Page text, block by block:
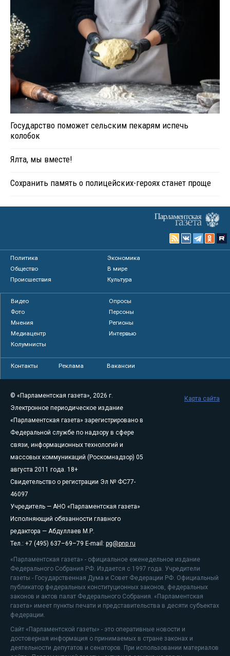
Государство поможет сельским пекарям испечь
колобок
Ялта, мы вместе!
Сохранить память о полицейских-героях станет проще
Политика
Экономика
Общество
В мире
Происшествия
Культура
Видео
Опросы
Фото
Персоны
Мнения
Регионы
Медиацентр
Интервью
Колумнисты
Контакты Реклама Вакансии
© «Парламентская газета», 2026 г.
Электронное периодическое издание
«Парламентская газета» зарегистрировано в
Федеральной службе по надзору в сфере
связи, информационных технологий и
массовых коммуникаций (Роскомнадзор) 05
августа 2011 года. 18+
Свидетельство о регистрации Эл № ФС77-
46097
Учредитель — АНО «Парламентская газета»
Исполняющий обязанности главного
редактора — Абдуллаев М.Р.
Тел.: +7 (495) 637–69–79 E-mail: pg@pnp.ru
«Парламентская газета» - официальное еженедельное издание
Федерального Собрания РФ. Издается с 1997 года. Учредители
газеты - Государственная Дума и Совет Федерации РФ. Официальный
публикатор федеральных конституционных законов, федеральных
законов и актов палат Федерального Собрания. «Парламентская
газета» имеет пункты печати и представительства в десяти субъектах
федерации.
Сайт «Парламентской газеты» - это оперативные новости и
достоверная информация о принимаемых в стране законах и
деятельности депутатов и сенаторов. При использовании материалов
Карта сайта